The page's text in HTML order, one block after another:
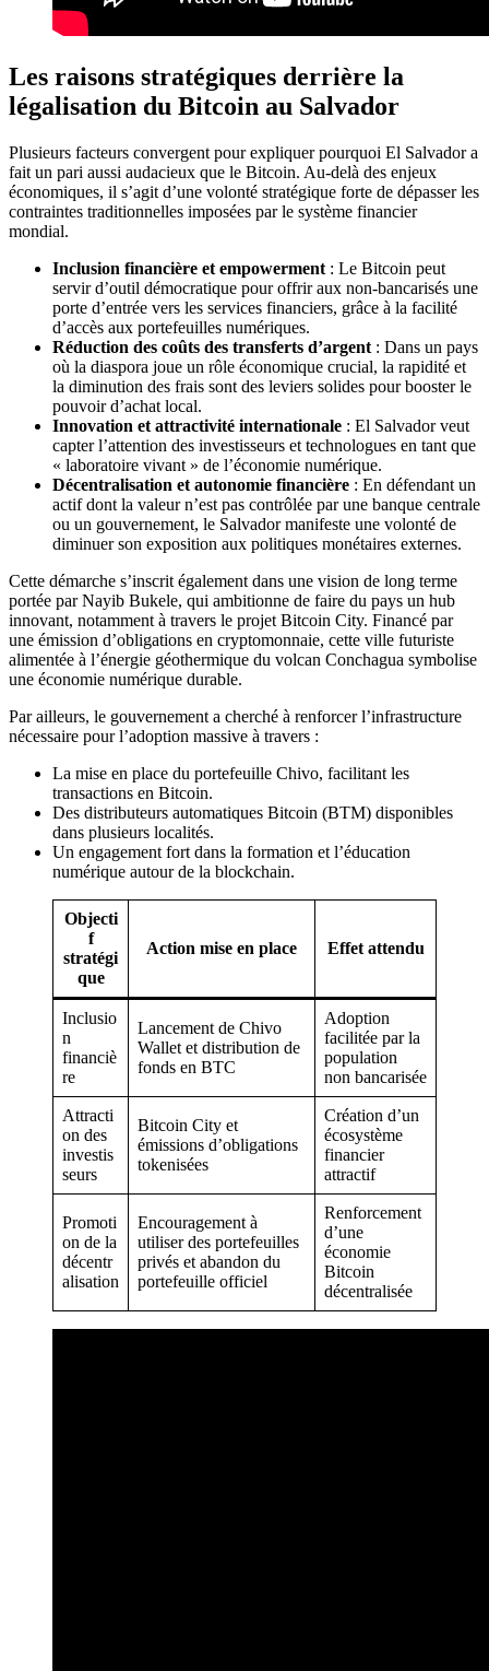
Les raisons stratégiques derrière la
légalisation du Bitcoin au Salvador
Plusieurs facteurs convergent pour expliquer pourquoi El Salvador a
fait un pari aussi audacieux que le Bitcoin. Au-delà des enjeux
économiques, il s’agit d’une volonté stratégique forte de dépasser les
contraintes traditionnelles imposées par le système financier
mondial.
Inclusion financière et empowerment : Le Bitcoin peut
servir d’outil démocratique pour offrir aux non-bancarisés une
porte d’entrée vers les services financiers, grâce à la facilité
d’accès aux portefeuilles numériques.
Réduction des coûts des transferts d’argent : Dans un pays
où la diaspora joue un rôle économique crucial, la rapidité et
la diminution des frais sont des leviers solides pour booster le
pouvoir d’achat local.
Innovation et attractivité internationale : El Salvador veut
capter l’attention des investisseurs et technologues en tant que
« laboratoire vivant » de l’économie numérique.
Décentralisation et autonomie financière : En défendant un
actif dont la valeur n’est pas contrôlée par une banque centrale
ou un gouvernement, le Salvador manifeste une volonté de
diminuer son exposition aux politiques monétaires externes.
Cette démarche s’inscrit également dans une vision de long terme
portée par Nayib Bukele, qui ambitionne de faire du pays un hub
innovant, notamment à travers le projet Bitcoin City. Financé par
une émission d’obligations en cryptomonnaie, cette ville futuriste
alimentée à l’énergie géothermique du volcan Conchagua symbolise
une économie numérique durable.
Par ailleurs, le gouvernement a cherché à renforcer l’infrastructure
nécessaire pour l’adoption massive à travers :
La mise en place du portefeuille Chivo, facilitant les
transactions en Bitcoin.
Des distributeurs automatiques Bitcoin (BTM) disponibles
dans plusieurs localités.
Un engagement fort dans la formation et l’éducation
numérique autour de la blockchain.
Objecti
f
stratégi
que
Action mise en place Effet attendu
Inclusio
n
financiè
re
Lancement de Chivo
Wallet et distribution de
fonds en BTC
Adoption
facilitée par la
population
non bancarisée
Attracti
on des
investis
seurs
Bitcoin City et
émissions d’obligations
tokenisées
Création d’un
écosystème
financier
attractif
Promoti
on de la
décentr
alisation
Encouragement à
utiliser des portefeuilles
privés et abandon du
portefeuille officiel
Renforcement
d’une
économie
Bitcoin
décentralisée